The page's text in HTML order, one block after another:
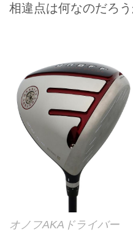
相違点は何なのだろう
オノフAKAドライバー